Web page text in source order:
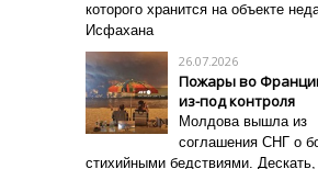
которого хранится на объекте
Исфахана
26.07.2026
Пожары во
из-под контроля
Молдова вышла из
соглашения СНГ о
стихийными бедствиями.